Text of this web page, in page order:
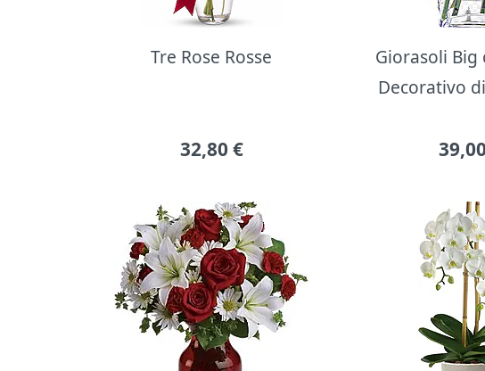
Tre Rose Rosse
32,80 €
Giorasoli Big
Decorativo
39,00